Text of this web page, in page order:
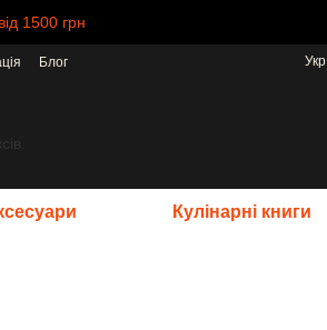
1500 грн
Блог
Укр
Кулінарні книги